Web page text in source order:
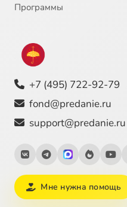
Программы
+7 (495) 722-92-79
fond@predanie.ru
support@predanie.ru
Мне нужна помощь